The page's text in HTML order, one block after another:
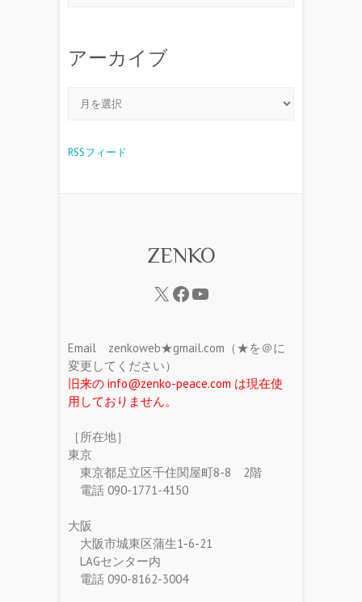
アーカイブ
RSSフィード
ZENKO
Email zenkoweb★gmail.com（★を＠に
変更してください）
旧来の info@zenko-peace.com は現在使
用しておりません。
［所在地］
東京
東京都足立区千住関屋町8-8 2階
電話 090-1771-4150
大阪
大阪市城東区蒲生1-6-21
LAGセンター内
電話 090-8162-3004